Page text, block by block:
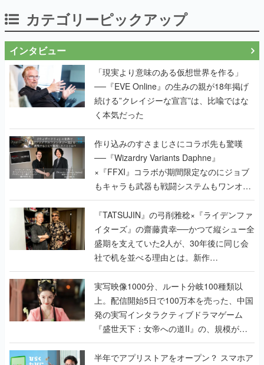
カテゴリーピックアップ
インタビュー
「現実より意味のある仮想世界を作る」
──『EVE Online』の生みの親が18年掲げ
続ける”クレイジーな宣言”は、比喩ではな
く本気だった
作り込みのすさまじさにコラボ先も驚嘆
──『Wizardry Variants Daphne』
×『FFXI』コラボが期間限定なのにジョブ
もキャラも武器も戦闘システムもワンオフ
で作り込まれた理由を両ディレクターに聞
く
『TATSUJIN』の弓削雅稔×『ライデンファ
イターズ』の齋藤貴幸──かつて縦シュー全
盛期を支えていた2人が、30年後に同じ会
社で机を並べる理由とは。新作
『TATSUJIN EXTREME』で初タッグを組
んだレジェンド2人に訊く開発秘話
実写映像1000分、ルート分岐100種類以
上。配信開始5日で100万本を売った、中国
発の実写インタラクティブドラマゲーム
『盛世天下：女帝への道II』の、規模が違
うこだわりをプロデューサーに聞いた
半年でアプリストアをオープン？ スマホア